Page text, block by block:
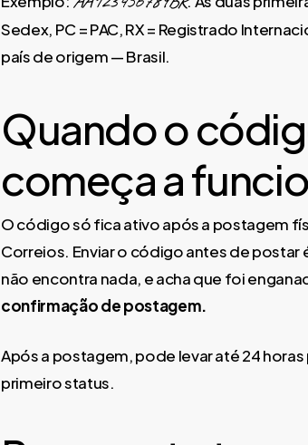
Sedex, PC = PAC, RX = Registrado
país de origem — Brasil.
Quando o
começa a
O código só fica ativo após a postagem
Correios. Enviar o código antes de
não encontra nada, e acha que foi
confirmação de postagem.
Após a postagem, pode levar até 24
primeiro status.